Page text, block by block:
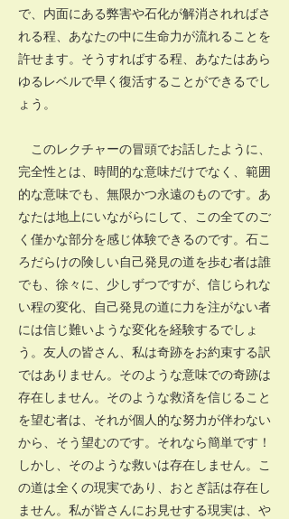
で、内面にある弊害や石化が解消されればさ
れる程、あなたの中に生命力が流れることを
許せます。そうすればする程、あなたはあら
ゆるレベルで早く復活することができるでし
ょう。
このレクチャーの冒頭でお話したように、
完全性とは、時間的な意味だけでなく、範囲
的な意味でも、無限かつ永遠のものです。あ
なたは地上にいながらにして、この全てのご
く僅かな部分を感じ体験できるのです。石こ
ろだらけの険しい自己発見の道を歩む者は誰
でも、徐々に、少しずつですが、信じられな
い程の変化、自己発見の道に力を注がない者
には信じ難いような変化を経験するでしょ
う。友人の皆さん、私は奇跡をお約束する訳
ではありません。そのような意味での奇跡は
存在しません。そのような救済を信じること
を望む者は、それが個人的な努力が伴わない
から、そう望むのです。それなら簡単です！
しかし、そのような救いは存在しません。こ
の道は全くの現実であり、おとぎ話は存在し
ません。私が皆さんにお見せする現実は、や